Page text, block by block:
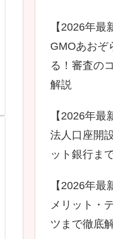
【2026年
GMOあおぞ
る！審査の
解説
【2026年
法人口座開
ット銀行ま
【2026年
メリット・
ツまで徹底